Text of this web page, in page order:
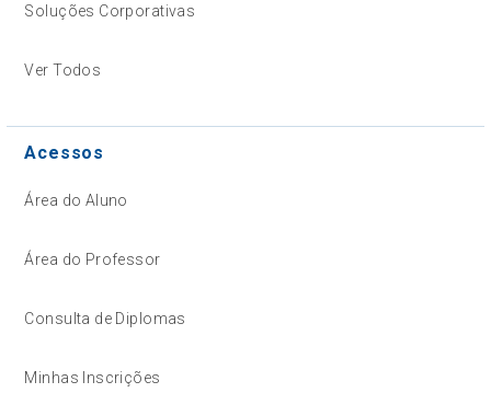
Soluções Corporativas
Ver Todos
Acessos
Área do Aluno
Área do Professor
Consulta de Diplomas
Minhas Inscrições